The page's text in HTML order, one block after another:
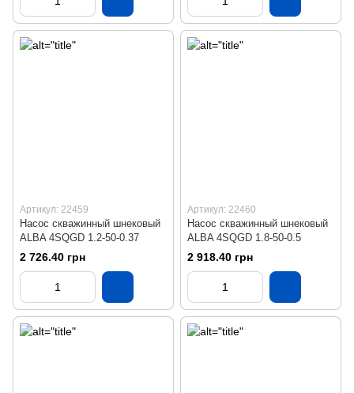
Артикул: 22459
Насос скважинный шнековый
ALBA 4SQGD 1.2-50-0.37
2 726.40 грн
Артикул: 22460
Насос скважинный шнековый
ALBA 4SQGD 1.8-50-0.5
2 918.40 грн